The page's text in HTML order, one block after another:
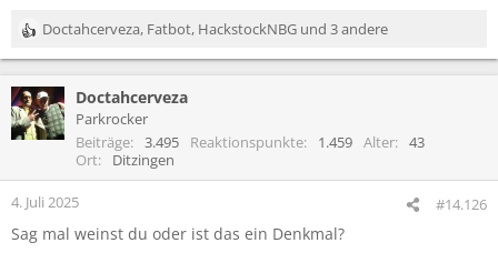
R
e
k
t
i
n
:
Doctahcerveza, Fatbot, HackstockNBG und 3 andere
Doctahcerveza
Parkrocker
Beiträge
3.495 Reaktionspunkte 1.459 Alter
43
Ort
Ditzingen
4. Juli 2025 #14.126
Sag mal weinst du oder ist das ein Denkmal?